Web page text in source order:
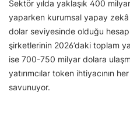
Sektör yılda yaklaşık 400
yaparken kurumsal yapay
dolar seviyesinde olduğu
şirketlerinin 2026’daki toplam
ise 700-750 milyar dolara
yatırımcılar token ihtiyacının
savunuyor.